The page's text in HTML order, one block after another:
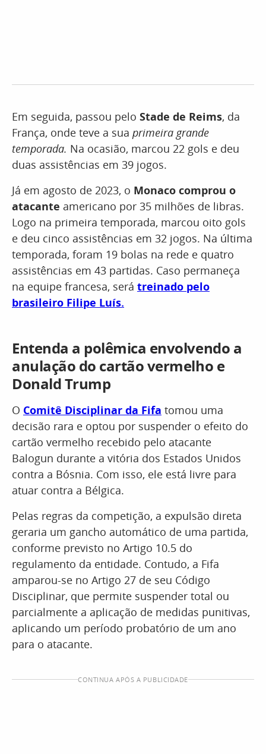
Em seguida, passou pelo Stade de Reims, da
França, onde teve a sua primeira grande
temporada. Na ocasião, marcou 22 gols e deu
duas assistências em 39 jogos.
Já em agosto de 2023, o Monaco comprou o
atacante americano por 35 milhões de libras.
Logo na primeira temporada, marcou oito gols
e deu cinco assistências em 32 jogos. Na última
temporada, foram 19 bolas na rede e quatro
assistências em 43 partidas. Caso permaneça
na equipe francesa, será treinado pelo
brasileiro Filipe Luís.
Entenda a polêmica envolvendo a
anulação do cartão vermelho e
Donald Trump
O Comitê Disciplinar da Fifa tomou uma
decisão rara e optou por suspender o efeito do
cartão vermelho recebido pelo atacante
Balogun durante a vitória dos Estados Unidos
contra a Bósnia. Com isso, ele está livre para
atuar contra a Bélgica.
Pelas regras da competição, a expulsão direta
geraria um gancho automático de uma partida,
conforme previsto no Artigo 10.5 do
regulamento da entidade. Contudo, a Fifa
amparou-se no Artigo 27 de seu Código
Disciplinar, que permite suspender total ou
parcialmente a aplicação de medidas punitivas,
aplicando um período probatório de um ano
para o atacante.
CONTINUA APÓS A PUBLICIDADE